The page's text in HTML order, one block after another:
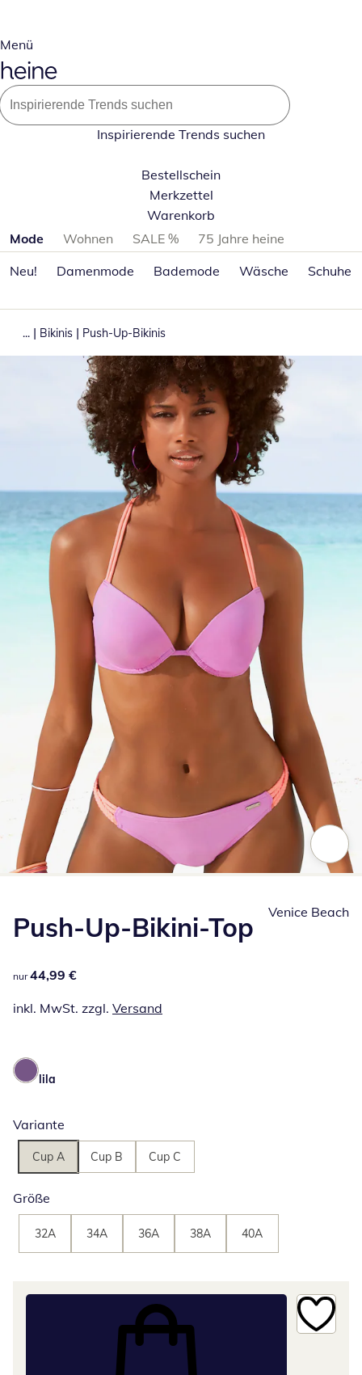
Menü
Inspirierende Trends suchen
Bestellschein
Merkzettel
Warenkorb
Produktkategorien überspringen
Mode Wohnen SALE %
75 Jahre heine
Neu!
Damenmode Bademode Wäsche Schuhe
... | Bikinis | Push-Up-Bikinis
Push-Up-Bikini-Top
44,99 €
nur 44,99 €
inkl. MwSt. zzgl. Versand
Venice Beach
lila
Variante
Cup A Cup B Cup C
Größe
32A 34A 36A 38A 40A